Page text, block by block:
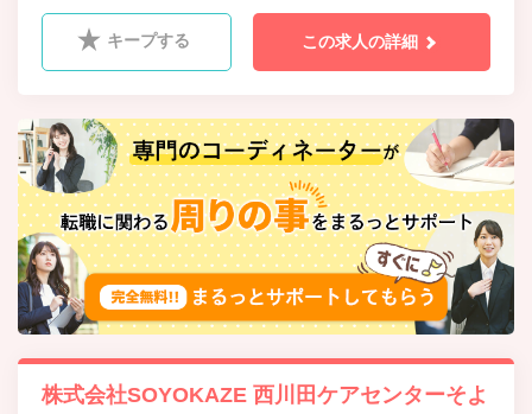
キープする この求人の詳細
株式会社SOYOKAZE 西川田ケアセンターそよ